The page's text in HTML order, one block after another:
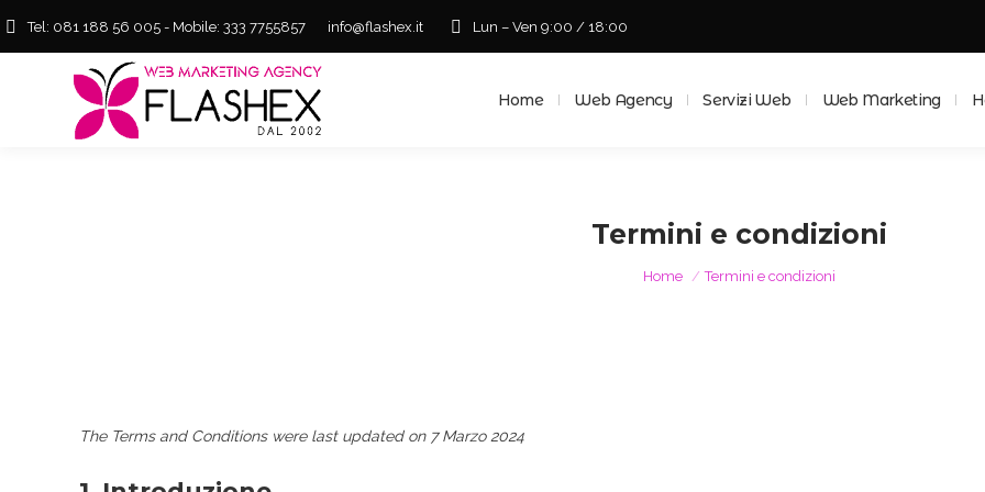
Tel: 081 188 56 005 - Mobile: 333 7755857 info@flashex.it Lun – Ven 9:00 / 18:00
Home Web Agency Servizi Web Web Marketing
Termini e condizioni
Tu sei qui:
Home Termini e condizioni
The Terms and Conditions were last updated on 7 Marzo 2024